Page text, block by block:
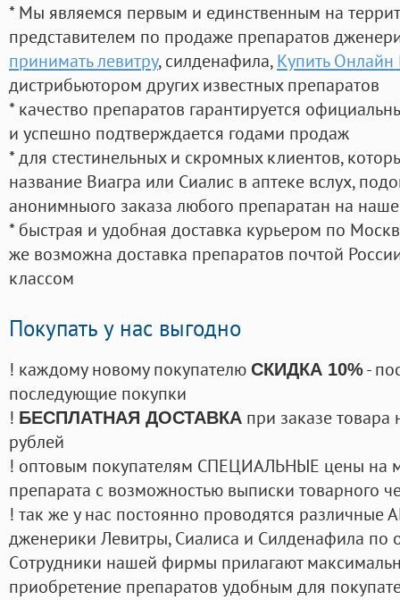
* Мы являемся первым и единственным на
представителем по продаже препаратов
принимать левитру, силденафила, Купить Онлайн
дистрибьютором других известных препаратов
* качество препаратов гарантируется
и успешно подтверждается годами продаж
* для стестинельных и скромных клиентов,
название Виагра или Сиалис в аптеке вслух,
анонимныого заказа любого препаратан на
* быстрая и удобная доставка курьером по
же возможна доставка препаратов почтой
классом
Покупать у нас выгодно
! каждому новому покупателю СКИДКА 10%-
последующие покупки
! БЕСПЛАТНАЯ ДОСТАВКА при заказе
рублей
! оптовым покупателям СПЕЦИАЛЬНЫЕ цены на
препарата с возможностью выписки товарного
! так же у нас постоянно проводятся
дженерики Левитры, Сиалиса и Силденафила по
Cотрудники нашей фирмы прилагают
приобретение препаратов удобным для